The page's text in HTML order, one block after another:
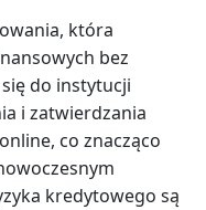
która
bez
do instytucji
i zatwierdzania
co znacząco
kredytowego są